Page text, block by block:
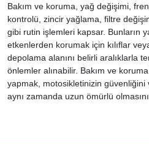
Bakım ve koruma, yağ değişimi,
kontrolü, zincir yağlama, filtre
gibi rutin işlemleri kapsar. Bunların
etkenlerden korumak için kılıflar
depolama alanını belirli aralıklarla
önlemler alınabilir. Bakım ve
yapmak, motosikletinizin güvenliğini
aynı zamanda uzun ömürlü